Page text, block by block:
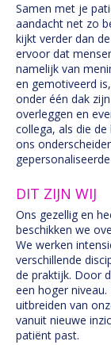
Samen met je
aandacht net zo
kijkt verder dan
ervoor dat
namelijk van
en gemotiveerd
onder één dak
overleggen en
collega, als die
ons
DIT ZIJN WIJ
Ons gezellig en
beschikken we
We werken
verschillende
de praktijk. Door
een hoger
uitbreiden van
vanuit nieuwe
patiënt past.